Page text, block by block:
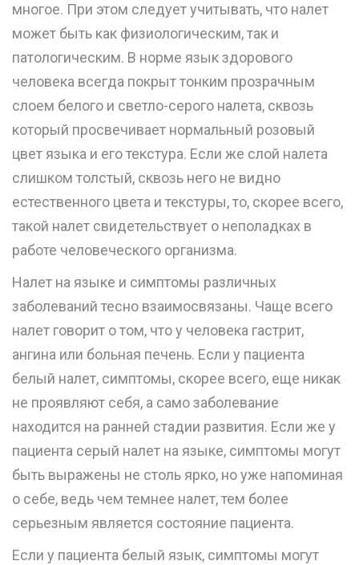
многое. При этом следует учитывать, что налет
может быть как физиологическим, так и
патологическим. В норме язык здорового
человека всегда покрыт тонким прозрачным
слоем белого и светло-серого налета, сквозь
который просвечивает нормальный розовый
цвет языка и его текстура. Если же слой налета
слишком толстый, сквозь него не видно
естественного цвета и текстуры, то, скорее всего,
такой налет свидетельствует о неполадках в
работе человеческого организма.
Налет на языке и симптомы различных
заболеваний тесно взаимосвязаны. Чаще всего
налет говорит о том, что у человека гастрит,
ангина или больная печень. Если у пациента
белый налет, симптомы, скорее всего, еще никак
не проявляют себя, а само заболевание
находится на ранней стадии развития. Если же у
пациента серый налет на языке, симптомы могут
быть выражены не столь ярко, но уже напоминая
о себе, ведь чем темнее налет, тем более
серьезным является состояние пациента.
Если у пациента белый язык, симптомы могут